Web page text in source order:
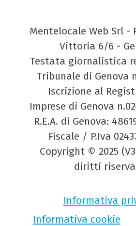
Mentelocale Web Srl -
Vittoria 6/6 -
Testata giornalistica
Tribunale di Genova
Iscrizione al
Imprese di Genova
R.E.A. di Genova:
Fiscale / P.Iva
Copyright © 2025
diritti
Informativa
Informativa cookie